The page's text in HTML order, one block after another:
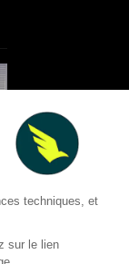
arrive en